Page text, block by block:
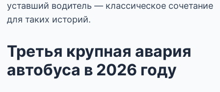
уставший водитель — классическое сочетание
для таких историй.
Третья крупная авария
автобуса в 2026 году